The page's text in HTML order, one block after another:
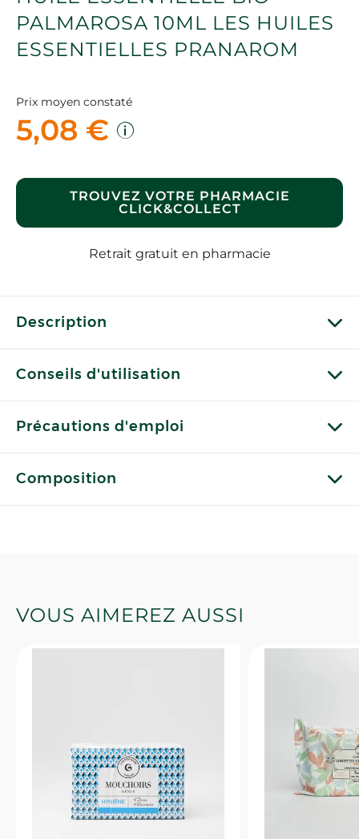
PALMAROSA 10ML LES HUILES
ESSENTIELLES PRANAROM
Prix moyen constaté
5,08 €
TROUVEZ VOTRE PHARMACIE
CLICK&COLLECT
Retrait gratuit en pharmacie
Description
Conseils d'utilisation
Précautions d'emploi
Composition
VOUS AIMEREZ AUSSI